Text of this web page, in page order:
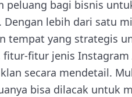
peluang bagi bisnis
lebih dari satu
tempat yang strategis
fitur-fitur jenis Instagram
secara mendetail.
bisa dilacak untuk